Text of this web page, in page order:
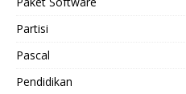
Partisi
Pascal
Pendidikan